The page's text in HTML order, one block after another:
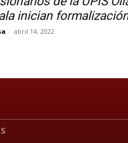
inician
- abril 14, 2022